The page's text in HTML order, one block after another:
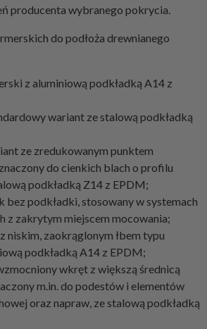
producenta wybranego pokrycia.
do podłoża drewnianego
z aluminiową podkładką A14 z
wariant ze stalową podkładką
ze zredukowanym punktem
do cienkich blach o profilu
podkładką Z14 z EPDM;
bez podkładki, stosowany w systemach
z zakrytym miejscem mocowania;
niskim, zaokrąglonym łbem typu
podkładką A14 z EPDM;
wkręt z większą średnicą
m.in. do podestów i elementów
oraz napraw, ze stalową podkładką